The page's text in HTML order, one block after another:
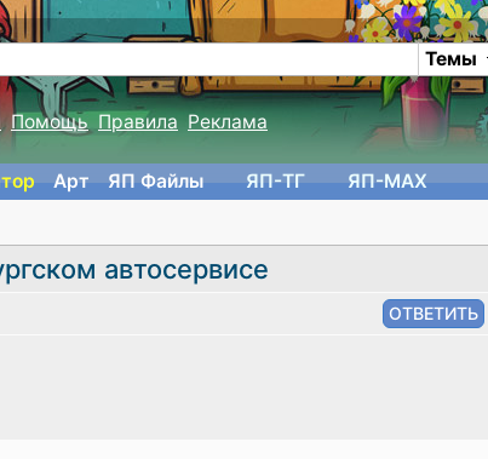
Темы
Помощь Правила Реклама
Арт ЯП Файлы ЯП-TГ ЯП-MAX
автосервисе